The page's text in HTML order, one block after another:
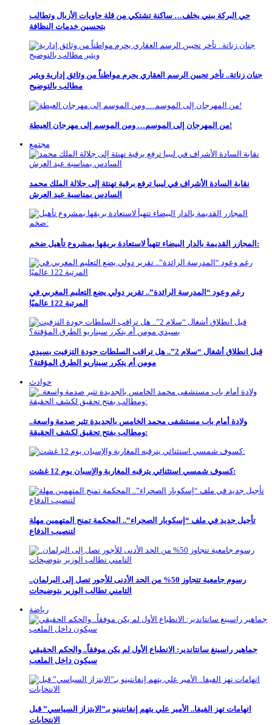
حي البركة ببني يخلف… ساكنة تشتكي من قلة حاويات الأزبال وتطالب
بتحسين خدمات النظافة
جنان زناتة.. تأخر تحيين الرسم العقاري يحرم مواطناً من وثائق إدارية ويثير
مطالب بالتوضيح
من المهرجان إلى الموسم… ومن الموسم إلى مهرجان العيطة!
مجتمع
نقابة السادة الأشراف في ليبيا ترفع برقية تهنئة إلى جلالة الملك محمد
السادس بمناسبة عيد العرش
المجازر القديمة بالدار البيضاء تتهيأ لاستعادة بريقها بمشروع تأهيل ضخم:
رغم وعود “المدرسة الرائدة”.. تقرير دولي يضع التعليم المغربي في
المرتبة 122 عالميًا
قبل انطلاق أشغال “سلام 2”.. هل تراقب السلطات جودة التزفيت بسيدي
مومن أم يتكرر سيناريو الطرق المؤقتة؟
حوادث
ولادة أمام باب مستشفى محمد الخامس بالجديدة تثير صدمة واسعة..
ومطالب بفتح تحقيق لكشف الحقيقة:
كسوف شمسي استثنائي يترقبه المغاربة والإسبان يوم 12 غشت:
تأجيل جديد في ملف “إسكوبار الصحراء”.. المحكمة تمنح المتهمين مهلة
لتنصيب الدفاع
رسوم جامعية تتجاوز 50% من الحد الأدنى للأجور تصل إلى البرلمان..
التامني تطالب الوزير بتوضيحات
رياضة
جماهير راسينغ سانتاندير: الانطباع الأول لم يكن موفقاً.. والحكم الحقيقي
سيكون داخل الملعب
اتهامات تهز الفيفا.. الأمير علي يتهم إنفانتينو بـ”الابتزاز السياسي” قبل
الانتخابات